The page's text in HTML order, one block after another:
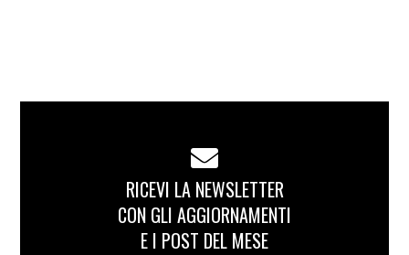
RICEVI LA NEWSLETTER
CON GLI AGGIORNAMENTI
E I POST DEL MESE